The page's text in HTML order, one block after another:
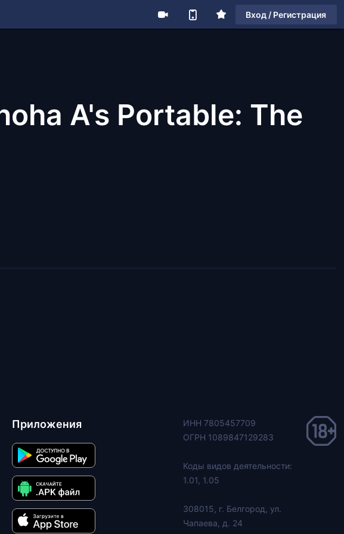
Вход / Регистрация
A's Portable: The
Приложения
ИНН 7805457709
ОГРН 1089847129283
Коды видов деятельности:
1.01, 1.05
308015, г. Белгород, ул.
Чапаева, д. 24